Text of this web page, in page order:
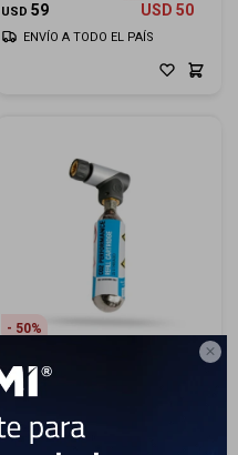

USD 59 USD 50
ENVÍO A TODO EL PAÍS
50
Inflador Pro Regulador CO2
USD 40